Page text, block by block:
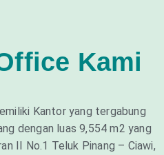
Kami
Kantor yang tergabung
dengan luas 9,554 m2 yang
II No.1 Teluk Pinang – Ciawi,